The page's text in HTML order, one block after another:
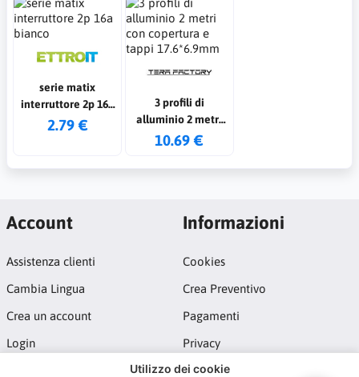
serie matix
interruttore 2p 16a
bianco
2.79 €
3 profili di
alluminio 2 metri
con copertura e
10.69 €
Account
Assistenza clienti
Cambia Lingua
Crea un account
Login
Informazioni
Cookies
Crea Preventivo
Pagamenti
Privacy
Termini e Condizioni
Utilizzo dei cookie